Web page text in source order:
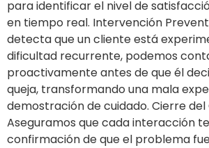
para identificar el nivel de
en tiempo real. Intervención
detecta que un cliente está
dificultad recurrente, podemos
proactivamente antes de que él
queja, transformando una mala
demostración de cuidado. Cierre del
Aseguramos que cada interacción
confirmación de que el problema